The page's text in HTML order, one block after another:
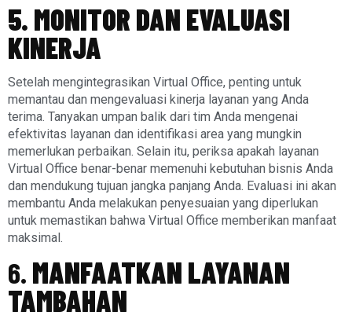
5. MONITOR DAN EVALUASI
KINERJA
Setelah mengintegrasikan Virtual Office, penting untuk
memantau dan mengevaluasi kinerja layanan yang Anda
terima. Tanyakan umpan balik dari tim Anda mengenai
efektivitas layanan dan identifikasi area yang mungkin
memerlukan perbaikan. Selain itu, periksa apakah layanan
Virtual Office benar-benar memenuhi kebutuhan bisnis Anda
dan mendukung tujuan jangka panjang Anda. Evaluasi ini akan
membantu Anda melakukan penyesuaian yang diperlukan
untuk memastikan bahwa Virtual Office memberikan manfaat
maksimal.
6. MANFAATKAN LAYANAN
TAMBAHAN